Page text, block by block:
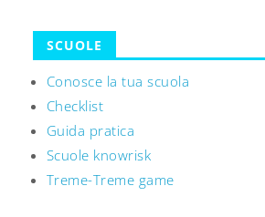
SCUOLE
Conosce la tua scuola
Checklist
Guida pratica
Scuole knowrisk
Treme-Treme game